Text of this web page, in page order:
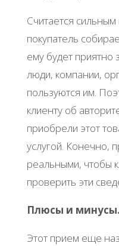
Считается
покупатель
ему будет приятно
люди, компании,
пользуются им.
клиенту об
приобрели этот
услугой. Конечно,
реальными, чтобы
проверить эти
Плюсы и минусы.
Этот прием еще